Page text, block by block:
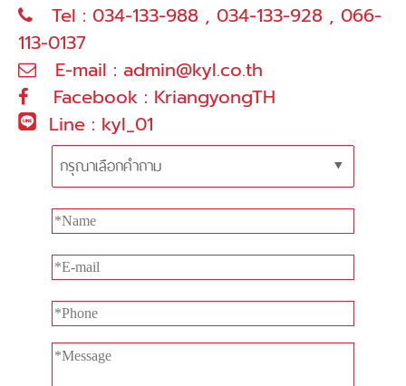
Tel : 034-133-988 , 034-133-928 , 066-
113-0137
E-mail : admin@kyl.co.th
Facebook : KriangyongTH
Line : kyl_01